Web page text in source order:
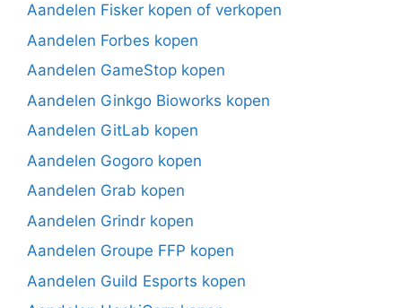
Aandelen Fisker kopen of verkopen
Aandelen Forbes kopen
Aandelen GameStop kopen
Aandelen Ginkgo Bioworks kopen
Aandelen GitLab kopen
Aandelen Gogoro kopen
Aandelen Grab kopen
Aandelen Grindr kopen
Aandelen Groupe FFP kopen
Aandelen Guild Esports kopen